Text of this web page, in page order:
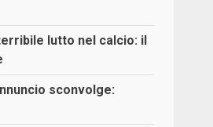
lutto nel calcio: il
sconvolge: